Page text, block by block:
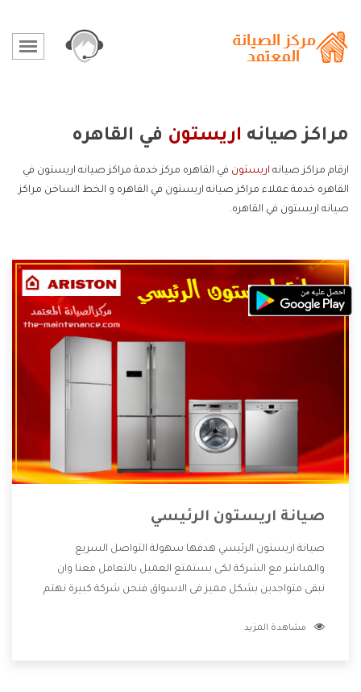
مراكز صيانه اريستون في القاهره
ارقام مراكز صيانه اريستون في القاهره مركز خدمة مراكز صيانه اريستون في
القاهره خدمة عملاء مراكز صيانه اريستون في القاهره و الخط الساخن مراكز
صيانه اريستون في القاهره.
صيانة اريستون الرئيسي
صيانة اريستون الرئيسي هدفها سهولة التواصل السريع
والمباشر مع الشركة لكى يستمتع العميل بالتعامل معنا وان
نبقى متواجدين بشكل مميز فى الاسواق فنحن شركة كبيرة نهتم
الشركة بها والتى تكون منها خدمة الصيانة التى تكون من أهم
مشاهدة المزيد